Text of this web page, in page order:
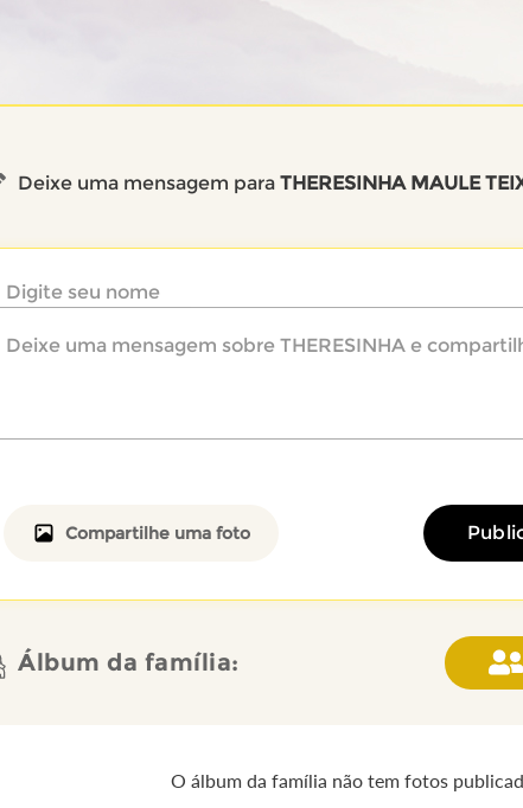
Deixe uma mensagem paraTHERESINHA MAULE
Compartilhe uma foto
Álbum da família:
O álbum da família não tem fotos